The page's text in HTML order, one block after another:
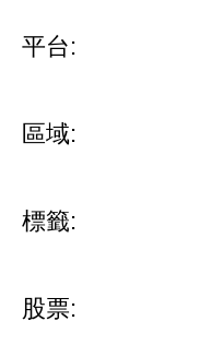
平台:
區域:
標籤:
股票: